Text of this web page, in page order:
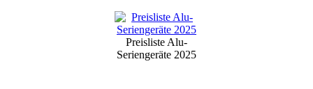
Preisliste Alu-
Seriengeräte 2025